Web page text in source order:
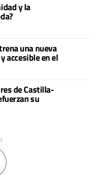
y la
una nueva
accesible en el
de Castilla-
su